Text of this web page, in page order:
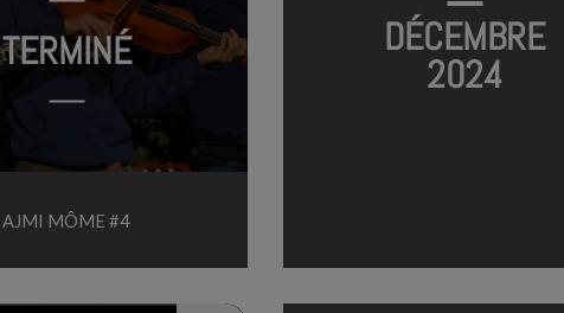
AJMI MÔME #4
TERMINÉ
DÉCEMBRE
2024